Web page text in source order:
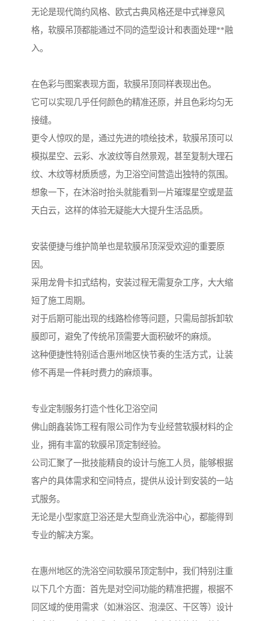
无论是现代简约风格、欧式古典风格还是中式禅意风
格，软膜吊顶都能通过不同的造型设计和表面处理**融
入。
在色彩与图案表现方面，软膜吊顶同样表现出色。
它可以实现几乎任何颜色的精准还原，并且色彩均匀无
接缝。
更令人惊叹的是，通过先进的喷绘技术，软膜吊顶可以
模拟星空、云彩、水波纹等自然景观，甚至复制大理石
纹、木纹等材质质感，为卫浴空间营造出独特的氛围。
想象一下，在沐浴时抬头就能看到一片璀璨星空或是蓝
天白云，这样的体验无疑能大大提升生活品质。
安装便捷与维护简单也是软膜吊顶深受欢迎的重要原
因。
采用龙骨卡扣式结构，安装过程无需复杂工序，大大缩
短了施工周期。
对于后期可能出现的线路检修等问题，只需局部拆卸软
膜即可，避免了传统吊顶需要大面积破坏的麻烦。
这种便捷性特别适合惠州地区快节奏的生活方式，让装
修不再是一件耗时费力的麻烦事。
专业定制服务打造个性化卫浴空间
佛山朗鑫装饰工程有限公司作为专业经营软膜材料的企
业，拥有丰富的软膜吊顶定制经验。
公司汇聚了一批技能精良的设计与施工人员，能够根据
客户的具体需求和空间特点，提供从设计到安装的一站
式服务。
无论是小型家庭卫浴还是大型商业洗浴中心，都能得到
专业的解决方案。
在惠州地区的洗浴空间软膜吊顶定制中，我们特别注重
以下几个方面：首先是对空间功能的精准把握，根据不
同区域的使用需求（如淋浴区、泡澡区、干区等）设计